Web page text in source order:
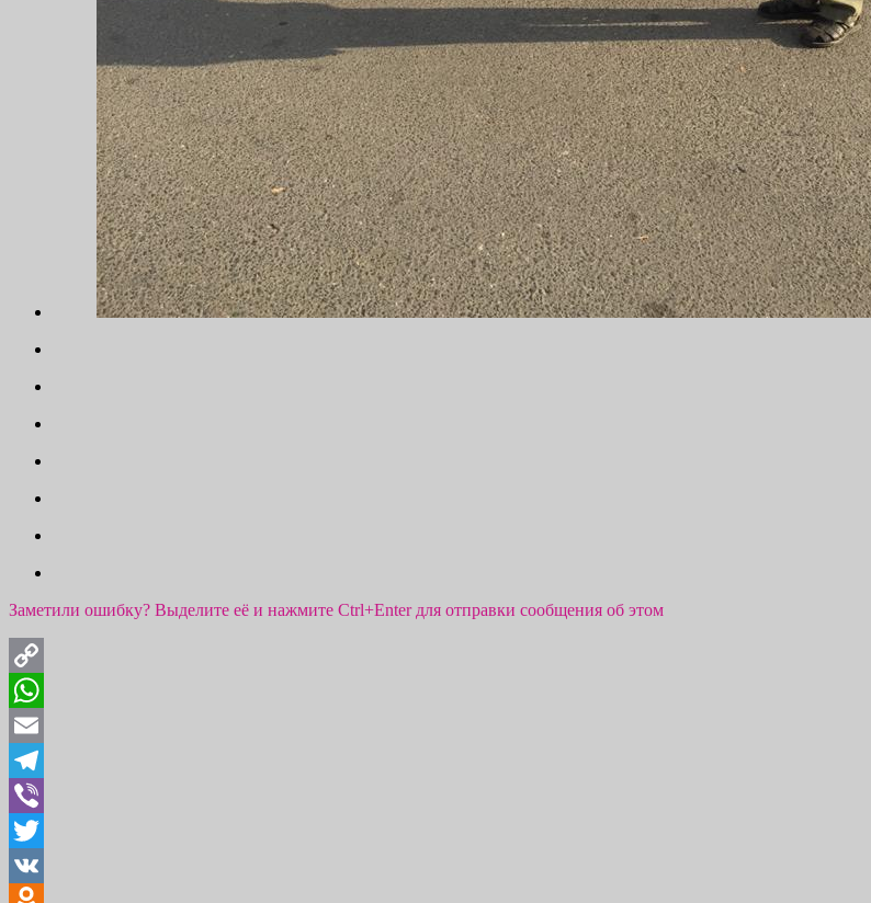
Заметили ошибку? Выделите её и нажмите Ctrl+Enter для отправки сообщения об этом
Copy
Link
WhatsApp
Email
Telegram
Viber
Twitter